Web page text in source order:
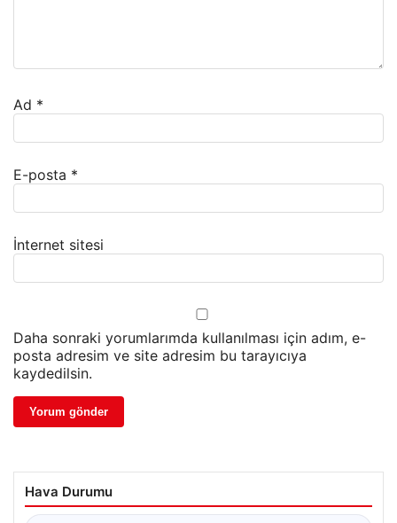
Ad *
E-posta *
İnternet sitesi
Daha sonraki yorumlarımda kullanılması için adım, e-
posta adresim ve site adresim bu tarayıcıya
kaydedilsin.
Hava Durumu